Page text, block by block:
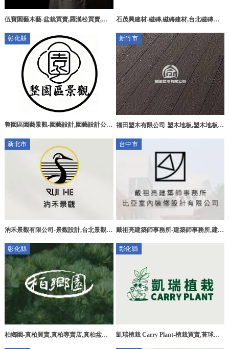
伍寶園藝木藝-盆栽買賣,羅漢松買賣,羅
石茂興建材-磁磚,磁磚建材,台北磁磚建
彰化縣
整園區園藝景觀-園藝設計,園藝設計公
新竹市
福田塑木有限公司-塑木地板,塑木地板安
新北市
汭禾景觀有限公司-景觀設計,台北景觀設
設計,淡水區景觀園藝工程
台中市
戴祖亮建築師事務所-建築師事務所,建築
中區建築師事務所
彰化縣
柏鄉園-真柏買賣,真柏專賣店,真柏盆栽
彰化縣
凱瑞植栽 Carry Plant-植栽買賣,苔球買